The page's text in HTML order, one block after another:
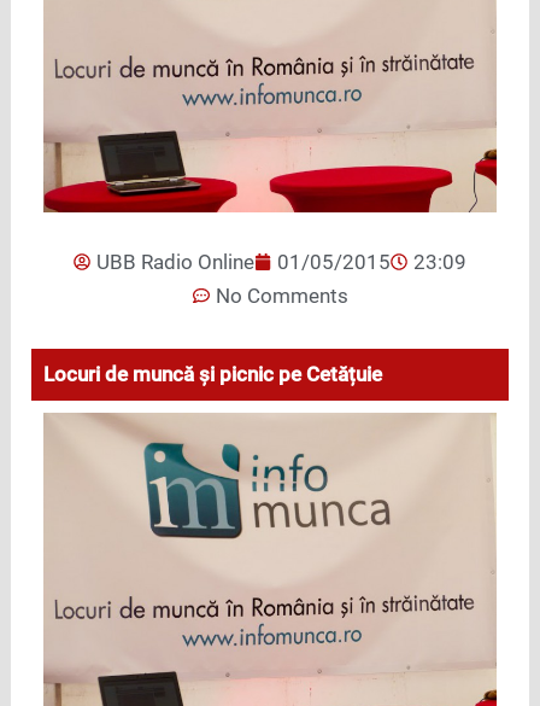
UBB Radio Online 01/05/2015
23:09
No Comments
Locuri de muncă și picnic pe Cetățuie